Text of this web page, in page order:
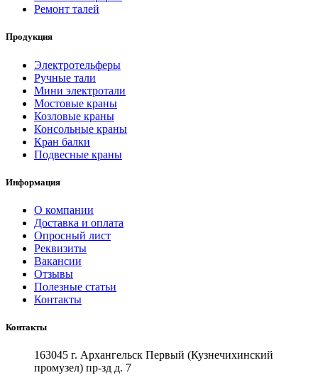
Ремонт талей
Продукция
Электротельферы
Ручные тали
Мини электротали
Мостовые краны
Козловые краны
Консольные краны
Кран балки
Подвесные краны
Информация
О компании
Доставка и оплата
Опросный лист
Реквизиты
Вакансии
Отзывы
Полезные статьи
Контакты
Контакты
163045 г. Архангельск Первый (Кузнечихинский
промузел) пр-зд д. 7